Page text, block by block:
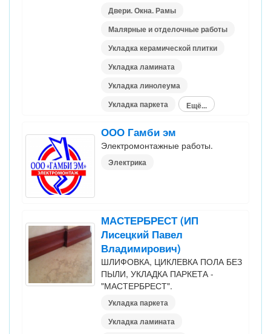
Двери. Окна. Рамы
Малярные и отделочные работы
Укладка керамической плитки
Укладка ламината
Укладка линолеума
Укладка паркета
Ещё...
ООО Гамби эм
Электромонтажные работы.
Электрика
МАСТЕРБРЕСТ (ИП
Лисецкий Павел
Владимирович)
ШЛИФОВКА, ЦИКЛЕВКА ПОЛА БЕЗ
ПЫЛИ, УКЛАДКА ПАРКЕТА -
"МАСТЕРБРЕСТ".
Укладка паркета
Укладка ламината